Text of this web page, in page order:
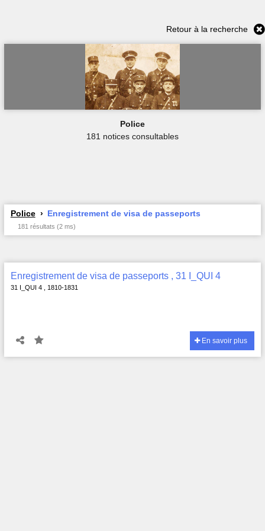
Retour à la recherche
Police
181 notices consultables
Police Enregistrement de visa de passeports
181 résultats (2 ms)
Enregistrement de visa de passeports , 31 I_QUI 4
31 I_QUI 4 , 1810-1831
En savoir plus